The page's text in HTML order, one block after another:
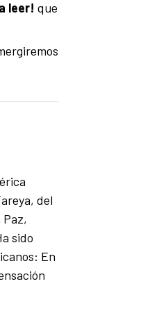
leer! que
del
sido
En